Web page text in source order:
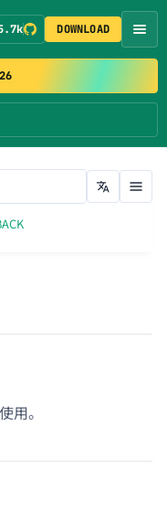
DOWNLOAD
用。